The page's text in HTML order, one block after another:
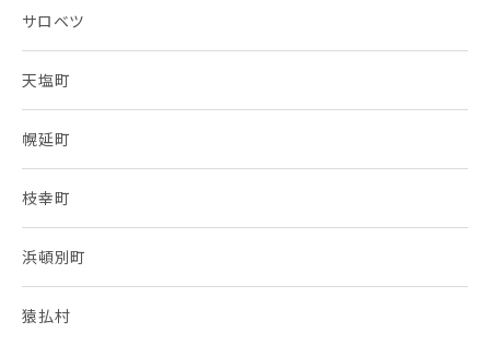
サロベツ
天塩町
幌延町
枝幸町
浜頓別町
猿払村